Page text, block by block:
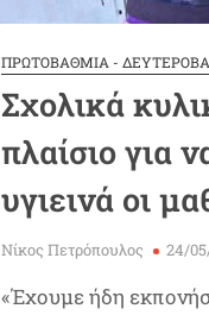
ΠΡΩΤΟΒΑΘΜΙΑ -
Σχολικά
πλαίσιο για
υγιεινά οι
Νίκος Πετρόπουλος 24/
«Έχουμε ήδη